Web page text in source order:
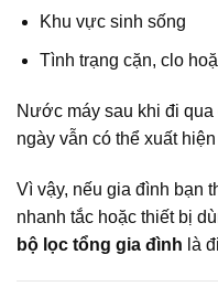
Khu vực sinh sống
Tình trạng cặn, clo
Nước máy sau khi đi
ngày vẫn có thể xuất
Vì vậy, nếu gia đình bạn
nhanh tắc hoặc thiết bị
bộ lọc tổng gia đình là